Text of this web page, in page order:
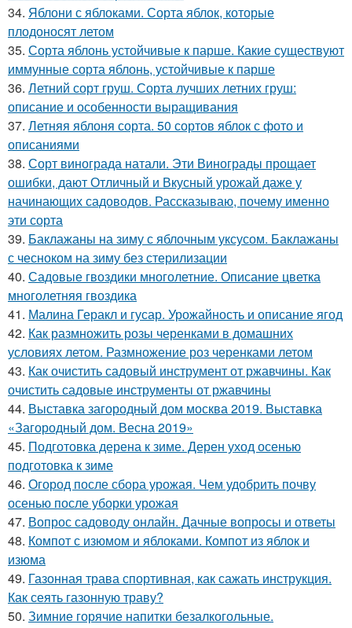
34. Яблони с яблоками. Сорта яблок, которые
плодоносят летом
35. Сорта яблонь устойчивые к парше. Какие существуют
иммунные сорта яблонь, устойчивые к парше
36. Летний сорт груш. Сорта лучших летних груш:
описание и особенности выращивания
37. Летняя яблоня сорта. 50 сортов яблок с фото и
описаниями
38. Сорт винограда натали. Эти Винограды прощает
ошибки, дают Отличный и Вкусный урожай даже у
начинающих садоводов. Рассказываю, почему именно
эти сорта
39. Баклажаны на зиму с яблочным уксусом. Баклажаны
с чесноком на зиму без стерилизации
40. Садовые гвоздики многолетние. Описание цветка
многолетняя гвоздика
41. Малина Геракл и гусар. Урожайность и описание ягод
42. Как размножить розы черенками в домашних
условиях летом. Размножение роз черенками летом
43. Как очистить садовый инструмент от ржавчины. Как
очистить садовые инструменты от ржавчины
44. Выставка загородный дом москва 2019. Выставка
«Загородный дом. Весна 2019»
45. Подготовка дерена к зиме. Дерен уход осенью
подготовка к зиме
46. Огород после сбора урожая. Чем удобрить почву
осенью после уборки урожая
47. Вопрос садоводу онлайн. Дачные вопросы и ответы
48. Компот с изюмом и яблоками. Компот из яблок и
изюма
49. Газонная трава спортивная, как сажать инструкция.
Как сеять газонную траву?
50. Зимние горячие напитки безалкогольные.